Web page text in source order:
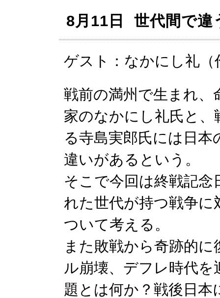
8月11日 世代間で違
ゲスト：なかにし礼（
戦前の満州で生まれ
家のなかにし礼氏と
る寺島実郎氏には日
違いがあるという。
そこで今回は終戦記
れた世代が持つ戦争
ついて考える。
また敗戦から奇跡的
ル崩壊、デフレ時代
題とは何か？戦後日